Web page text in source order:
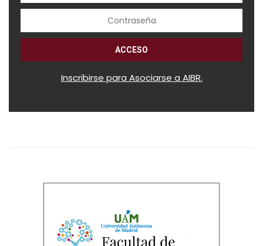
Inscribirse para Asociarse a AIBR.